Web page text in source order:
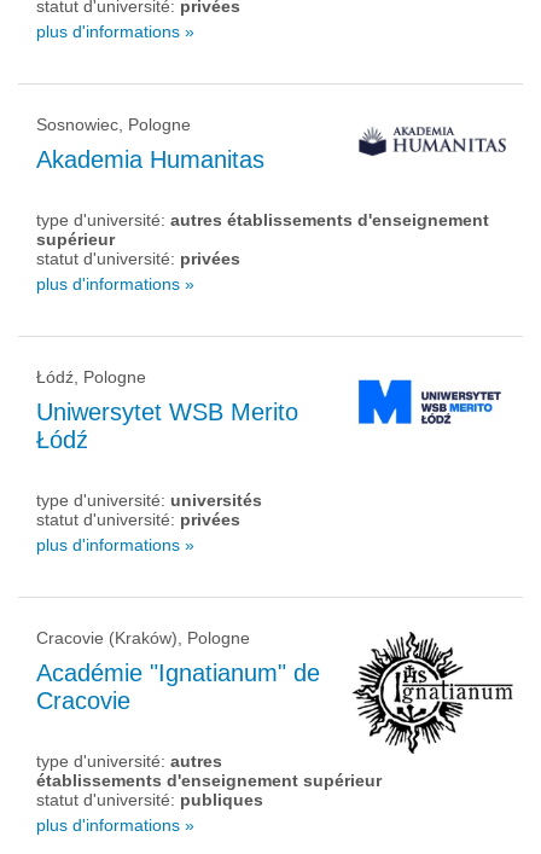
statut d'université: privées
plus d'informations »
Sosnowiec, Pologne
Akademia Humanitas
type d'université: autres établissements d'enseignement
supérieur
statut d'université: privées
plus d'informations »
Łódź, Pologne
Uniwersytet WSB Merito
Łódź
type d'université: universités
statut d'université: privées
plus d'informations »
Cracovie (Kraków), Pologne
Académie "Ignatianum" de
Cracovie
type d'université: autres
établissements d'enseignement supérieur
statut d'université: publiques
plus d'informations »